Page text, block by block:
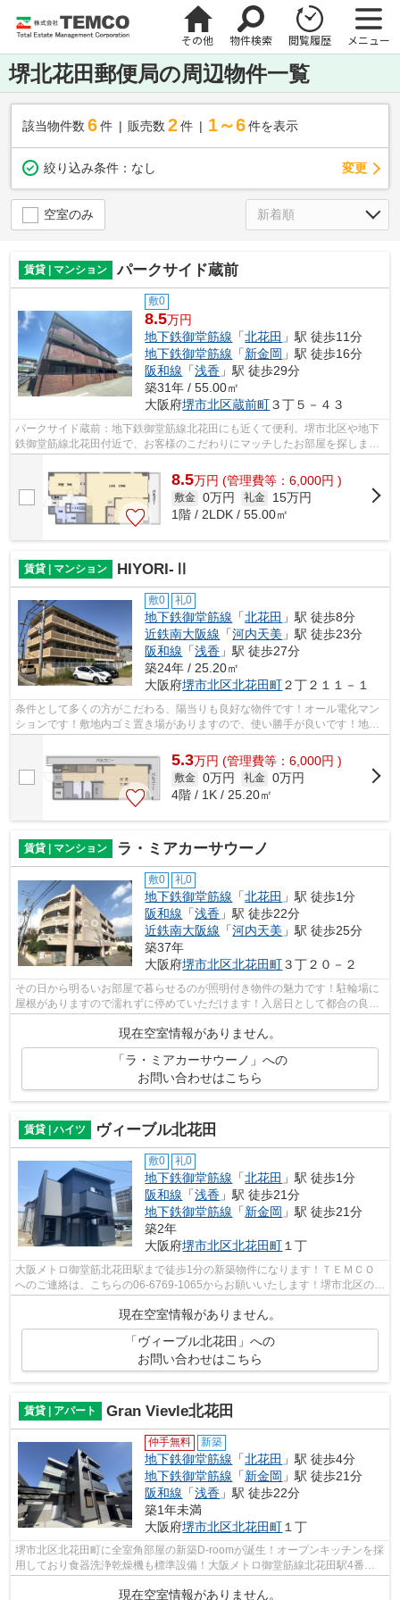
その他 物件検索 閲覧履歴 メニュー
堺北花田郵便局の周辺物件一覧
該当物件数 6件 販売数 2 件 1～6 件を表示
絞り込み条件： なし 変更
空室のみ
賃貸 | マンション パークサイド蔵前
敷0
8.5万円
地下鉄御堂筋線 「北花田 」駅 徒歩11分
地下鉄御堂筋線 「新金岡 」駅 徒歩16分
阪和線 「浅香 」駅 徒歩29分
築31年 / 55.00㎡
大阪府堺市北区蔵前町３丁５－４３
パークサイド蔵前：地下鉄御堂筋線北花田にも近くて便利。堺市北区や地下
鉄御堂筋線北花田付近で、お客様のこだわりにマッチしたお部屋を探しませ
んか。当社が全力でお部屋探しをサポ...
8.5万円 (管理費等：6,000円 )
敷金 0万円 礼金
15万円
1階 / 2LDK / 55.00㎡
賃貸 | マンション HIYORI-Ⅱ
敷0 礼0
地下鉄御堂筋線 「北花田 」駅 徒歩8分
近鉄南大阪線 「河内天美 」駅 徒歩23分
阪和線 「浅香 」駅 徒歩27分
築24年 / 25.20㎡
大阪府堺市北区北花田町２丁２１１－１
条件として多くの方がこだわる、陽当りも良好な物件です！オール電化マン
ションです！敷地内ゴミ置き場がありますので、使い勝手が良いです！地下
鉄御堂筋線北花田を中心に生活をする...
5.3万円 (管理費等：6,000円 )
敷金 0万円 礼金 0万円
4階 / 1K / 25.20㎡
賃貸 | マンション ラ・ミアカーサウーノ
敷0 礼0
地下鉄御堂筋線 「北花田 」駅 徒歩1分
阪和線 「浅香 」駅 徒歩22分
近鉄南大阪線 「河内天美 」駅 徒歩25分
築37年
大阪府堺市北区北花田町３丁２０－２
その日から明るいお部屋で暮らせるのが照明付き物件の魅力です！駐輪場に
屋根がありますので濡れずに停めていただけます！入居日として都合の良い
現在空室情報がありません。
「ラ・ミアカーサウーノ」への
お問い合わせはこちら
賃貸 | ハイツ ヴィーブル北花田
敷0 礼0
地下鉄御堂筋線 「北花田 」駅 徒歩1分
阪和線 「浅香 」駅 徒歩21分
地下鉄御堂筋線 「新金岡 」駅 徒歩21分
築2年
大阪府堺市北区北花田町 １丁
大阪メトロ御堂筋北花田駅まで徒歩1分の新築物件になります！ＴＥＭＣＯ
へのご連絡は、こちらの06-6769-1065からお願いいたします！堺市北区の地
下鉄御堂筋線北花田周辺なら当社で幅広...
現在空室情報がありません。
「ヴィーブル北花田」への
お問い合わせはこちら
賃貸 | アパート Gran Vievle北花田
仲手無料 新築
地下鉄御堂筋線 「北花田 」駅 徒歩4分
地下鉄御堂筋線 「新金岡 」駅 徒歩21分
阪和線 「浅香 」駅 徒歩22分
築1年未満
大阪府堺市北区北花田町 １丁
堺市北区北花田町に全室角部屋の新築D-roomが誕生！オープンキッチンを採
用しており食器洗浄乾燥機も標準設備！大阪メトロ御堂筋線北花田駅4番出
現在空室情報がありません。